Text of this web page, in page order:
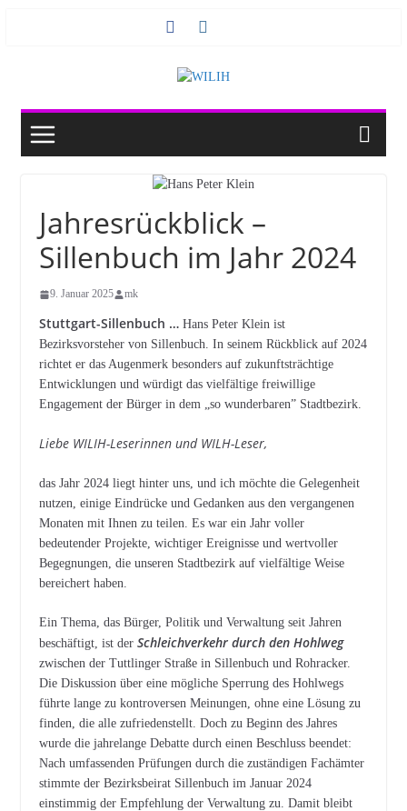
Jahresrückblick –
Sillenbuch im Jahr 2024
9. Januar 2025 mk
Stuttgart-Sillenbuch … Hans Peter Klein ist
Bezirksvorsteher von Sillenbuch. In seinem Rückblick auf 2024
richtet er das Augenmerk besonders auf zukunftsträchtige
Entwicklungen und würdigt das vielfältige freiwillige
Engagement der Bürger in dem „so wunderbaren” Stadtbezirk.
Liebe WILIH-Leserinnen und WILH-Leser,
das Jahr 2024 liegt hinter uns, und ich möchte die Gelegenheit
nutzen, einige Eindrücke und Gedanken aus den vergangenen
Monaten mit Ihnen zu teilen. Es war ein Jahr voller
bedeutender Projekte, wichtiger Ereignisse und wertvoller
Begegnungen, die unseren Stadtbezirk auf vielfältige Weise
bereichert haben.
Ein Thema, das Bürger, Politik und Verwaltung seit Jahren
beschäftigt, ist der Schleichverkehr durch den Hohlweg
zwischen der Tuttlinger Straße in Sillenbuch und Rohracker.
Die Diskussion über eine mögliche Sperrung des Hohlwegs
führte lange zu kontroversen Meinungen, ohne eine Lösung zu
finden, die alle zufriedenstellt. Doch zu Beginn des Jahres
wurde die jahrelange Debatte durch einen Beschluss beendet:
Nach umfassenden Prüfungen durch die zuständigen Fachämter
stimmte der Bezirksbeirat Sillenbuch im Januar 2024
einstimmig der Empfehlung der Verwaltung zu. Damit bleibt